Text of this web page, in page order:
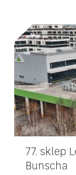
77. sklep
Bunscha